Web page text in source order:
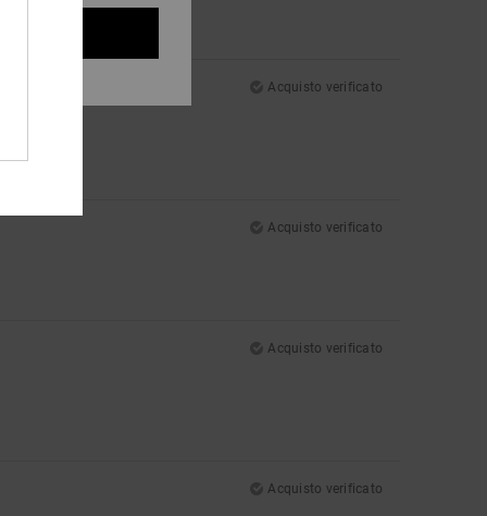
Acquisto verificato
Acquisto verificato
Acquisto verificato
Acquisto verificato